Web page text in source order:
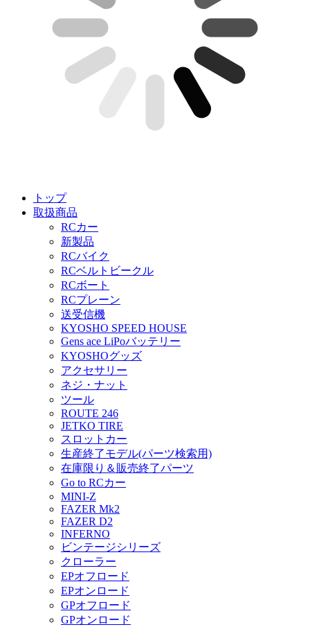
トップ
取扱商品
RCカー
新製品
RCバイク
RCベルトビークル
RCボート
RCプレーン
送受信機
KYOSHO SPEED HOUSE
Gens ace LiPoバッテリー
KYOSHOグッズ
アクセサリー
ネジ・ナット
ツール
ROUTE 246
JETKO TIRE
スロットカー
生産終了モデル(パーツ検索用)
在庫限り＆販売終了パーツ
Go to RCカー
MINI-Z
FAZER Mk2
FAZER D2
INFERNO
ビンテージシリーズ
クローラー
EPオフロード
EPオンロード
GPオフロード
GPオンロード